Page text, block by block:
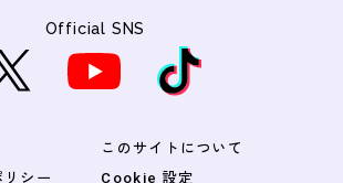
Official SNS
このサイトについて
リシー
Cookie 設定